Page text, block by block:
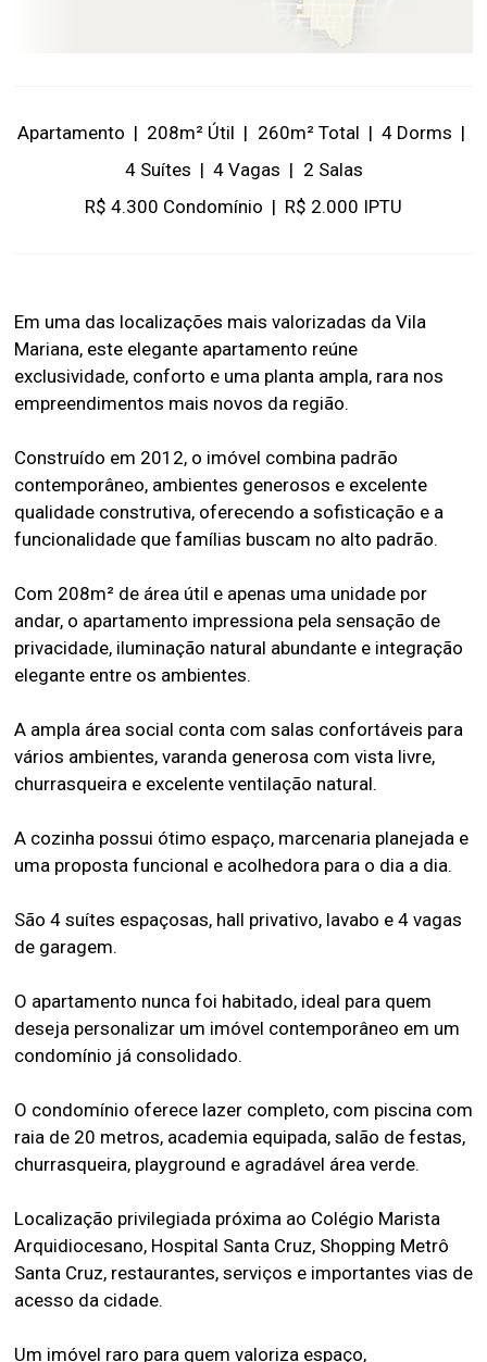
Apartamento | 208m² Útil | 260m² Total | 4 Dorms |
4 Suítes | 4 Vagas | 2 Salas
R$ 4.300 Condomínio | R$ 2.000 IPTU
Em uma das localizações mais valorizadas da Vila
Mariana, este elegante apartamento reúne
exclusividade, conforto e uma planta ampla, rara nos
empreendimentos mais novos da região.
Construído em 2012, o imóvel combina padrão
contemporâneo, ambientes generosos e excelente
qualidade construtiva, oferecendo a sofisticação e a
funcionalidade que famílias buscam no alto padrão.
Com 208m² de área útil e apenas uma unidade por
andar, o apartamento impressiona pela sensação de
privacidade, iluminação natural abundante e integração
elegante entre os ambientes.
A ampla área social conta com salas confortáveis para
vários ambientes, varanda generosa com vista livre,
churrasqueira e excelente ventilação natural.
A cozinha possui ótimo espaço, marcenaria planejada e
uma proposta funcional e acolhedora para o dia a dia.
São 4 suítes espaçosas, hall privativo, lavabo e 4 vagas
de garagem.
O apartamento nunca foi habitado, ideal para quem
deseja personalizar um imóvel contemporâneo em um
condomínio já consolidado.
O condomínio oferece lazer completo, com piscina com
raia de 20 metros, academia equipada, salão de festas,
churrasqueira, playground e agradável área verde.
Localização privilegiada próxima ao Colégio Marista
Arquidiocesano, Hospital Santa Cruz, Shopping Metrô
Santa Cruz, restaurantes, serviços e importantes vias de
acesso da cidade.
Um imóvel raro para quem valoriza espaço,